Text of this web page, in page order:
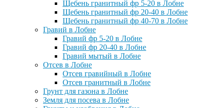
Щебень гранитный фр 5-20 в Лобне
Щебень гранитный фр 20-40 в Лобне
Щебень гранитный фр 40-70 в Лобне
Гравий в Лобне
Гравий фр 5-20 в Лобне
Гравий фр 20-40 в Лобне
Гравий мытый в Лобне
Отсев в Лобне
Отсев гравийный в Лобне
Отсев гранитный в Лобне
Грунт для газона в Лобне
Земля для посева в Лобне